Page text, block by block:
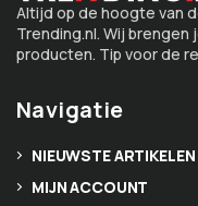
Altijd op de hoogte van
Trending.nl. Wij
producten. Tip voor de
Navigatie
NIEUWSTE ARTIKELEN
MIJN ACCOUNT